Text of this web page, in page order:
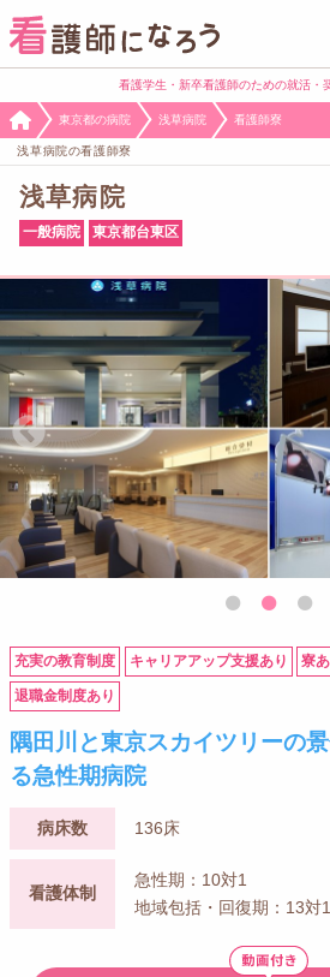
看護学生・新卒看護師のための就活・
東京都の病院 浅草病院 看護師寮
浅草病院の看護師寮
浅草病院
一般病院 東京都台東区
充実の教育制度 キャリアアップ支援あり 寮
退職金制度あり
隅田川と東京スカイツリーの
る急性期病院
病床数 136床
看護体制
急性期：10対1
地域包括・回復期：13対1